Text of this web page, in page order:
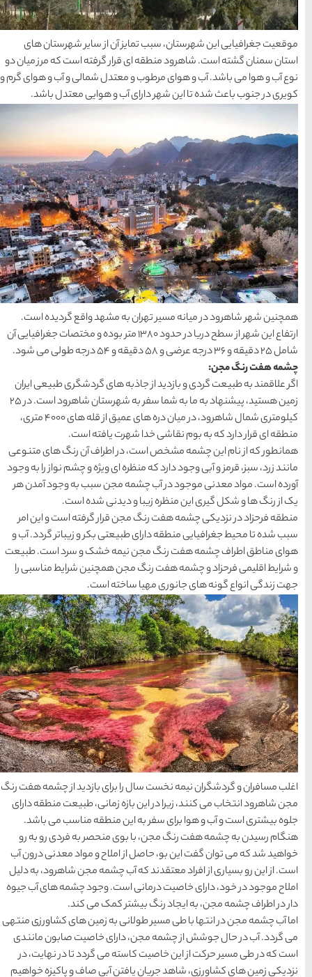
از سایر شهرستان های
گرفته است که مرز میان دو
شمالی و آب و هوای گرم و
و هوایی معتدل باشد.
مشهد واقع گردیده است.
شهر از سطح دریا در حدود ۱۳۸۰ متر بوده و مختصات جغرافیایی آن
های گردشگری طبیعی ایران
زمین هستید، پیشنهاد به ما به شما سفر به شهرستان شاهرود است. در ۲۵
کیلومتری شمال شاهرود، در میان دره های عمیق از قله های ۴۰۰۰ متری،
یافته است.
اطراف آن رنگ های متنوعی
ای ویژه و چشم نواز را به وجود
سبب به وجود آمدن هر
شده است.
گرفته است و این امر
بکر و زیباتر گردد. آب و
خشک و سرد است. طبیعت
همچنین شرایط مناسبی را
است.
بازدید از چشمه هفت رنگ
زمانی، طبیعت منطقه دارای
منطقه مناسب می باشد.
منحصر به فردی رو به رو
و مواد معدنی درون آب
چشمه مجن شاهرود، به دلیل
وجود چشمه های آب جیوه
کمک می کند.
به زمین های کشاورزی منتهی
خاصیت صابون مانندی
می گردد تا در نهایت، در
آبی صاف و پاکیزه خواهیم
حمل و نقل(125)
راهنمای سفر(409)
سفرهای پیشنهادی(133)
غذا و خوراک(218)
مناطق خاص و رومانتیک
(65)
هتل ها(701)
[search_hotel]
محبوب
ترین
آخرین
مقالات
منتخب
سردبیر
سرزمین موج های آبی
مشهد
1404-03-15
شهر چادگان اصفهان
1403-06-13
15 غذای کره ای
خوشمزه
1402-02-14
معرفی بکرترین
سواحل دیدنی بوشهر
1402-11-24
خلیج عربی یا خلیج
فارس؟
1402-12-20
قوم کرمانج و کردهای
خراسان
1402-09-22
سرزمین موج های آبی
مشهد
شهر چادگان اصفهان